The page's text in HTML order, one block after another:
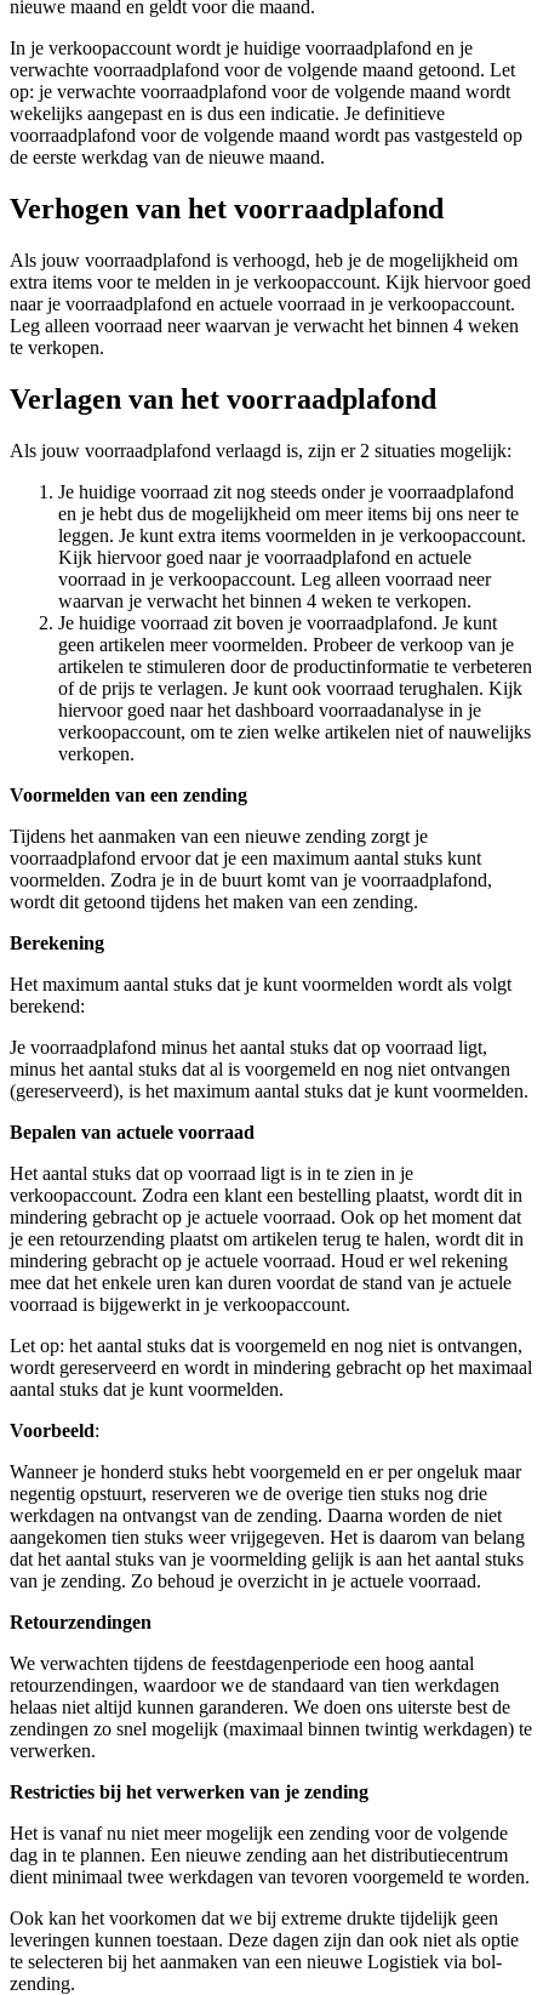
nieuwe maand en geldt voor die maand.
In je verkoopaccount wordt je huidige voorraadplafond en je
verwachte voorraadplafond voor de volgende maand getoond. Let
op: je verwachte voorraadplafond voor de volgende maand wordt
wekelijks aangepast en is dus een indicatie. Je definitieve
voorraadplafond voor de volgende maand wordt pas vastgesteld op
de eerste werkdag van de nieuwe maand.
Verhogen van het voorraadplafond
Als jouw voorraadplafond is verhoogd, heb je de mogelijkheid om
extra items voor te melden in je verkoopaccount. Kijk hiervoor goed
naar je voorraadplafond en actuele voorraad in je verkoopaccount.
Leg alleen voorraad neer waarvan je verwacht het binnen 4 weken
te verkopen.
Verlagen van het voorraadplafond
Als jouw voorraadplafond verlaagd is, zijn er 2 situaties mogelijk:
Je huidige voorraad zit nog steeds onder je voorraadplafond
en je hebt dus de mogelijkheid om meer items bij ons neer te
leggen. Je kunt extra items voormelden in je verkoopaccount.
Kijk hiervoor goed naar je voorraadplafond en actuele
voorraad in je verkoopaccount. Leg alleen voorraad neer
waarvan je verwacht het binnen 4 weken te verkopen.
Je huidige voorraad zit boven je voorraadplafond. Je kunt
geen artikelen meer voormelden. Probeer de verkoop van je
artikelen te stimuleren door de productinformatie te verbeteren
of de prijs te verlagen. Je kunt ook voorraad terughalen. Kijk
hiervoor goed naar het dashboard voorraadanalyse in je
verkoopaccount, om te zien welke artikelen niet of nauwelijks
verkopen.
Voormelden van een zending
Tijdens het aanmaken van een nieuwe zending zorgt je
voorraadplafond ervoor dat je een maximum aantal stuks kunt
voormelden. Zodra je in de buurt komt van je voorraadplafond,
wordt dit getoond tijdens het maken van een zending.
Berekening
Het maximum aantal stuks dat je kunt voormelden wordt als volgt
berekend:
Je voorraadplafond minus het aantal stuks dat op voorraad ligt,
minus het aantal stuks dat al is voorgemeld en nog niet ontvangen
(gereserveerd), is het maximum aantal stuks dat je kunt voormelden.
Bepalen van actuele voorraad
Het aantal stuks dat op voorraad ligt is in te zien in je
verkoopaccount. Zodra een klant een bestelling plaatst, wordt dit in
mindering gebracht op je actuele voorraad. Ook op het moment dat
je een retourzending plaatst om artikelen terug te halen, wordt dit in
mindering gebracht op je actuele voorraad. Houd er wel rekening
mee dat het enkele uren kan duren voordat de stand van je actuele
voorraad is bijgewerkt in je verkoopaccount.
Let op: het aantal stuks dat is voorgemeld en nog niet is ontvangen,
wordt gereserveerd en wordt in mindering gebracht op het maximaal
aantal stuks dat je kunt voormelden.
Voorbeeld:
Wanneer je honderd stuks hebt voorgemeld en er per ongeluk maar
negentig opstuurt, reserveren we de overige tien stuks nog drie
werkdagen na ontvangst van de zending. Daarna worden de niet
aangekomen tien stuks weer vrijgegeven. Het is daarom van belang
dat het aantal stuks van je voormelding gelijk is aan het aantal stuks
van je zending. Zo behoud je overzicht in je actuele voorraad.
Retourzendingen
We verwachten tijdens de feestdagenperiode een hoog aantal
retourzendingen, waardoor we de standaard van tien werkdagen
helaas niet altijd kunnen garanderen. We doen ons uiterste best de
zendingen zo snel mogelijk (maximaal binnen twintig werkdagen) te
verwerken.
Restricties bij het verwerken van je zending
Het is vanaf nu niet meer mogelijk een zending voor de volgende
dag in te plannen. Een nieuwe zending aan het distributiecentrum
dient minimaal twee werkdagen van tevoren voorgemeld te worden.
Ook kan het voorkomen dat we bij extreme drukte tijdelijk geen
leveringen kunnen toestaan. Deze dagen zijn dan ook niet als optie
te selecteren bij het aanmaken van een nieuwe Logistiek via bol-
zending.